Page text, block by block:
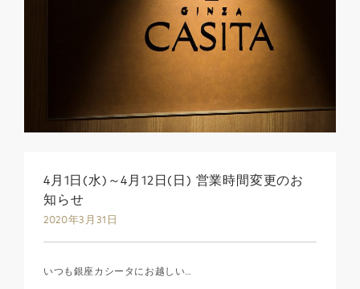
4月1日(水)～4月12日(日) 営業時間変更のお
知らせ
2020年3月31日
いつも銀座カシータにお越しい…